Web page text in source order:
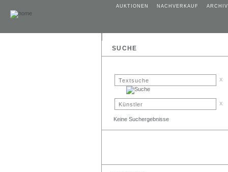
AUKTIONEN NACHVERKAUF ARCHIV
SUCHE
x
x
Keine Suchergebnisse